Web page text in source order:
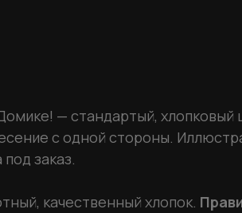
— стандартый, хлопковый
c одной стороны.
заказ.
качественный хлопок.